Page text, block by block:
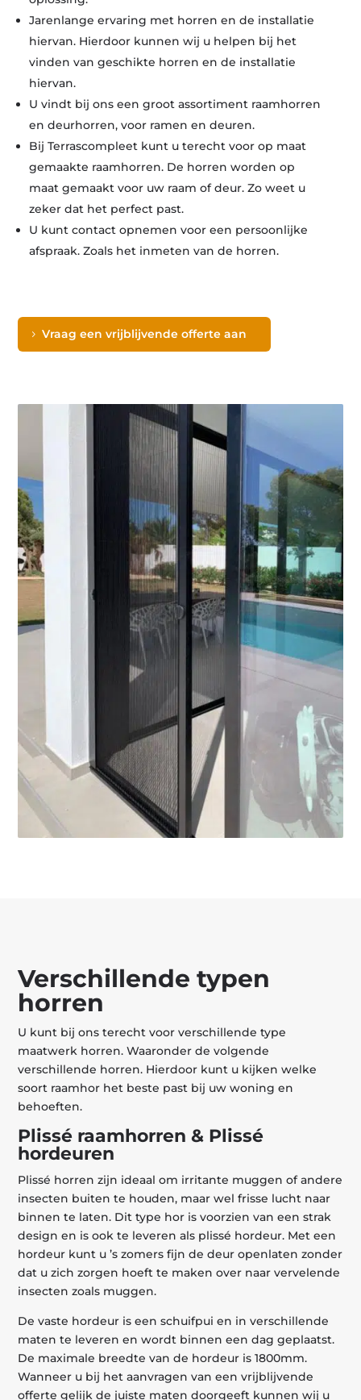
Jarenlange ervaring met horren en de installatie
hiervan. Hierdoor kunnen wij u helpen bij het
vinden van geschikte horren en de installatie
hiervan.
U vindt bij ons een groot assortiment raamhorren
en deurhorren, voor ramen en deuren.
Bij Terrascompleet kunt u terecht voor op maat
gemaakte raamhorren. De horren worden op
maat gemaakt voor uw raam of deur. Zo weet u
zeker dat het perfect past.
U kunt contact opnemen voor een persoonlijke
afspraak. Zoals het inmeten van de horren.
Vraag een vrijblijvende offerte aan
Verschillende typen
horren
U kunt bij ons terecht voor verschillende type
maatwerk horren. Waaronder de volgende
verschillende horren. Hierdoor kunt u kijken welke
soort raamhor het beste past bij uw woning en
behoeften.
Plissé raamhorren & Plissé
hordeuren
Plissé horren zijn ideaal om irritante muggen of andere
insecten buiten te houden, maar wel frisse lucht naar
binnen te laten. Dit type hor is voorzien van een strak
design en is ook te leveren als plissé hordeur. Met een
hordeur kunt u ’s zomers fijn de deur openlaten zonder
dat u zich zorgen hoeft te maken over naar vervelende
insecten zoals muggen.
De vaste hordeur is een schuifpui en in verschillende
maten te leveren en wordt binnen een dag geplaatst.
De maximale breedte van de hordeur is 1800mm.
Wanneer u bij het aanvragen van een vrijblijvende
offerte gelijk de juiste maten doorgeeft kunnen wij u